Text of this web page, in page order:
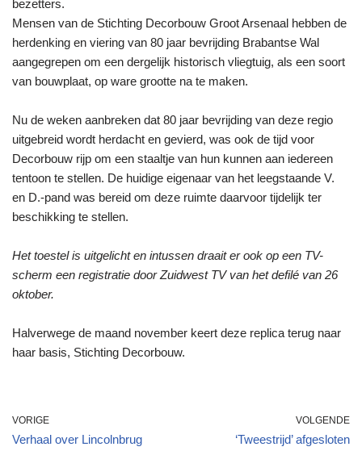
bezetters.
Mensen van de Stichting Decorbouw Groot Arsenaal hebben de
herdenking en viering van 80 jaar bevrijding Brabantse Wal
aangegrepen om een dergelijk historisch vliegtuig, als een soort
van bouwplaat, op ware grootte na te maken.
Nu de weken aanbreken dat 80 jaar bevrijding van deze regio
uitgebreid wordt herdacht en gevierd, was ook de tijd voor
Decorbouw rijp om een staaltje van hun kunnen aan iedereen
tentoon te stellen. De huidige eigenaar van het leegstaande V.
en D.-pand was bereid om deze ruimte daarvoor tijdelijk ter
beschikking te stellen.
Het toestel is uitgelicht en intussen draait er ook op een TV-
scherm een registratie door Zuidwest TV van het defilé van 26
oktober.
Halverwege de maand november keert deze replica terug naar
haar basis, Stichting Decorbouw.
VORIGE
Verhaal over Lincolnbrug
VOLGENDE
‘Tweestrijd’ afgesloten